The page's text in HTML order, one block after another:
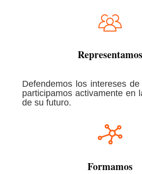
Representamos
Defendemos los intereses
participamos activamente en
de su futuro.
Formamos